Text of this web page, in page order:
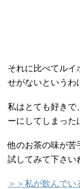
それに比べてルイ
せがないというわ
私はとても好きで
ーにしてしまった
他のお茶の味が苦
試してみて下さい
＞＞私が飲んで